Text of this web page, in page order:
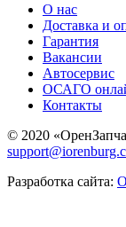
О нас
Доставка и
Гарантия
Вакансии
Автосервис
ОСАГО
Контакты
© 2020
Разработка сайта: